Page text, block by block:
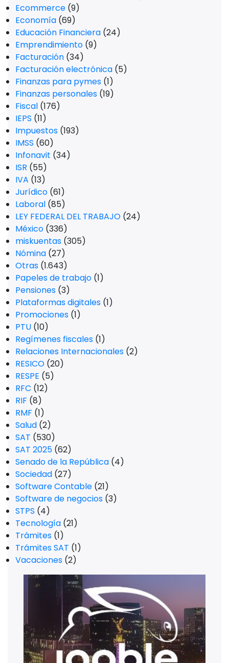
Ecommerce (9)
Economía (69)
Educación Financiera (24)
Emprendimiento (9)
Facturación (34)
Facturación electrónica (5)
Finanzas para pymes (1)
Finanzas personales (19)
Fiscal (176)
IEPS (11)
Impuestos (193)
IMSS (60)
Infonavit (34)
ISR (55)
IVA (13)
Jurídico (61)
Laboral (85)
LEY FEDERAL DEL TRABAJO (24)
México (336)
miskuentas (305)
Nómina (27)
Otras (1.643)
Papeles de trabajo (1)
Pensiones (3)
Plataformas digitales (1)
Promociones (1)
PTU (10)
Regímenes fiscales (1)
Relaciones Internacionales (2)
RESICO (20)
RESPE (5)
RFC (12)
RIF (8)
RMF (1)
Salud (2)
SAT (530)
SAT 2025 (62)
Senado de la República (4)
Sociedad (27)
Software Contable (21)
Software de negocios (3)
STPS (4)
Tecnología (21)
Trámites (1)
Trámites SAT (1)
Vacaciones (2)